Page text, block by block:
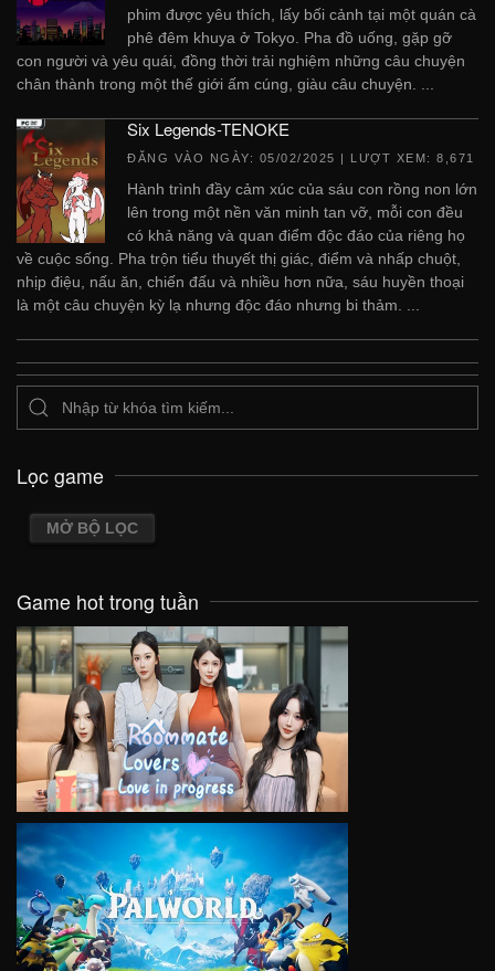
phim được yêu thích, lấy bối cảnh tại một quán cà
phê đêm khuya ở Tokyo. Pha đồ ​​uống, gặp gỡ
con người và yêu quái, đồng thời trải nghiệm những câu chuyện
chân thành trong một thế giới ấm cúng, giàu câu chuyện. ...
Six Legends-TENOKE
ĐĂNG VÀO NGÀY: 05/02/2025 | LƯỢT XEM: 8,671
Hành trình đầy cảm xúc của sáu con rồng non lớn
lên trong một nền văn minh tan vỡ, mỗi con đều
có khả năng và quan điểm độc đáo của riêng họ
về cuộc sống. Pha trộn tiểu thuyết thị giác, điểm và nhấp chuột,
nhịp điệu, nấu ăn, chiến đấu và nhiều hơn nữa, sáu huyền thoại
là một câu chuyện kỳ ​​lạ nhưng độc đáo nhưng bi thảm. ...
Lọc game
MỞ BỘ LỌC
Game hot trong tuần
VIEW
VIEW